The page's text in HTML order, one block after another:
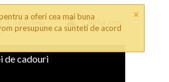
×
a oferi cea mai buna
presupune ca sunteti de acord
Cosul meu Contul meu
de cadouri